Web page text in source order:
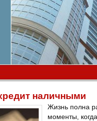
наличными
Жизнь полна
моменты,